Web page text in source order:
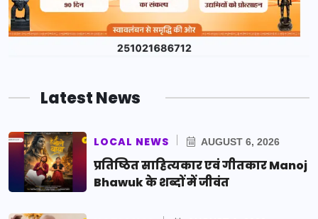
Latest News
LOCAL NEWS AUGUST 6, 2026
प्रतिष्ठित साहित्यकार एवं गीतकार Manoj
Bhawuk के शब्दों में जीवंत